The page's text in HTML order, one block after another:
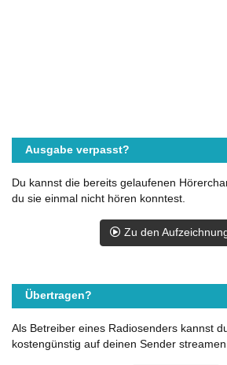
Ausgabe verpasst?
Du kannst die bereits gelaufenen
du sie einmal nicht hören konntest.
Zu den
Übertragen?
Als Betreiber eines Radiosenders kannst
kostengünstig auf deinen Sender